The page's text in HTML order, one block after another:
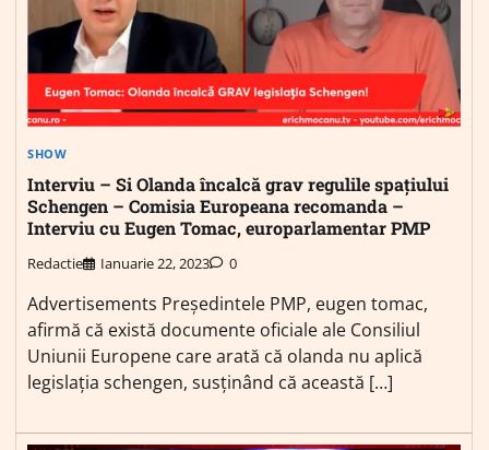
SHOW
Interviu – Si Olanda încalcă grav regulile spațiului
Schengen – Comisia Europeana recomanda –
Interviu cu Eugen Tomac, europarlamentar PMP
Redactie Ianuarie 22, 2023 0
Advertisements Preşedintele PMP, eugen tomac,
afirmă că există documente oficiale ale Consiliul
Uniunii Europene care arată că olanda nu aplică
legislaţia schengen, susţinând că această […]